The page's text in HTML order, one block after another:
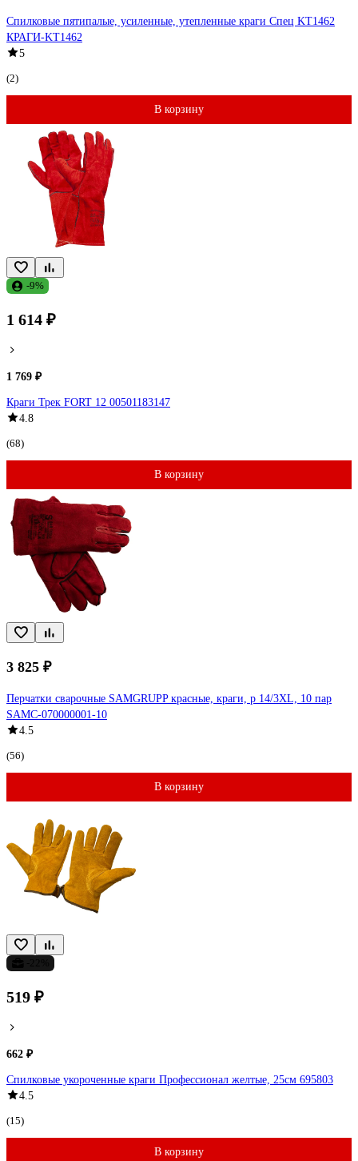
Спилковые пятипалые, усиленные, утепленные краги Спец KT1462
КРАГИ-KT1462
5
(2)
В корзину
-9%
1 614 ₽
1 769 ₽
Краги Трек FORT 12 00501183147
4.8
(68)
В корзину
3 825 ₽
Перчатки сварочные SAMGRUPP красные, краги, р 14/3XL, 10 пар
SAMC-070000001-10
4.5
(56)
В корзину
519 ₽
662 ₽
Спилковые укороченные краги Профессионал желтые, 25см 695803
4.5
(15)
В корзину